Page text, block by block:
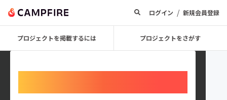
ログイン / 新規会員登録
プロジェクトを掲載するには プロジェクトをさがす